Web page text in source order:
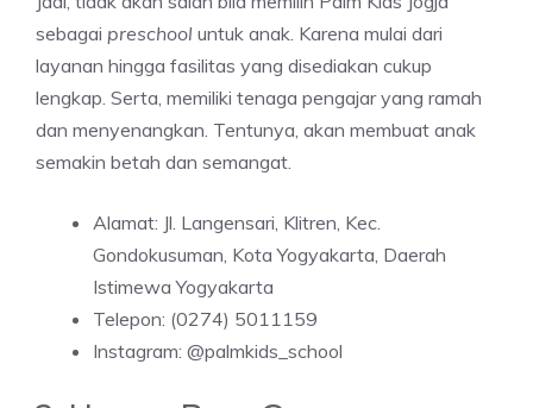
sebagai preschool untuk anak. Karena mulai dari
layanan hingga fasilitas yang disediakan cukup
lengkap. Serta, memiliki tenaga pengajar yang ramah
dan menyenangkan. Tentunya, akan membuat anak
semakin betah dan semangat.
Alamat: Jl. Langensari, Klitren, Kec.
Gondokusuman, Kota Yogyakarta, Daerah
Istimewa Yogyakarta
Telepon: (0274) 5011159
Instagram: @palmkids_school